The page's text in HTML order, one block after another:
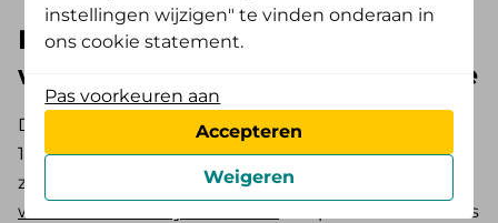
Psychische hulp tot 18 jaar
wordt geregeld via de gemeente
Daarom valt geestelijke gezondheidszorg (GGZ) tot
18 jaar niet onder de dekking van de
zorgverzekering. Meer hierover lees je op de
website van de Rijksoverheid
. Hulp door de huisarts
instellingen wijzigen" te vinden onderaan in
ons cookie statement.
Pas voorkeuren aan
Accepteren
Weigeren